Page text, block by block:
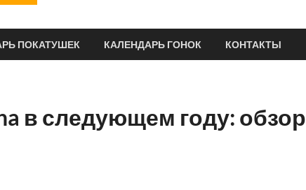
ПОКАТУШЕК КАЛЕНДАРЬ ГОНОК КОНТАКТЫ
в следующем году: обзор